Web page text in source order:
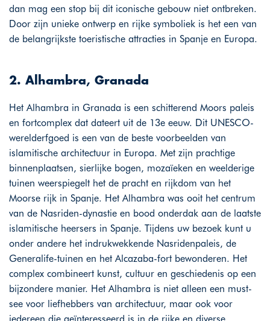
dan mag een stop bij dit iconische gebouw niet ontbreken.
Door zijn unieke ontwerp en rijke symboliek is het een van
de belangrijkste toeristische attracties in Spanje en Europa.
2. Alhambra, Granada
Het Alhambra in Granada is een schitterend Moors paleis
en fortcomplex dat dateert uit de 13e eeuw. Dit UNESCO-
werelderfgoed is een van de beste voorbeelden van
islamitische architectuur in Europa. Met zijn prachtige
binnenplaatsen, sierlijke bogen, mozaïeken en weelderige
tuinen weerspiegelt het de pracht en rijkdom van het
Moorse rijk in Spanje. Het Alhambra was ooit het centrum
van de Nasriden-dynastie en bood onderdak aan de laatste
islamitische heersers in Spanje. Tijdens uw bezoek kunt u
onder andere het indrukwekkende Nasridenpaleis, de
Generalife-tuinen en het Alcazaba-fort bewonderen. Het
complex combineert kunst, cultuur en geschiedenis op een
bijzondere manier. Het Alhambra is niet alleen een must-
see voor liefhebbers van architectuur, maar ook voor